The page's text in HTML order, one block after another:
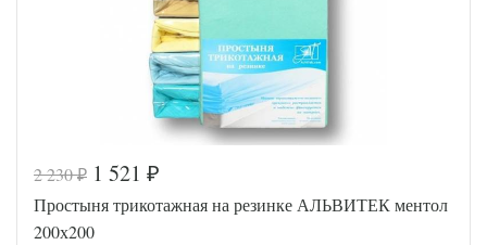
Код товара
517-138
Артикул
AL200092
2 230₽ 1 521 ₽
Простыня трикотажная на резинке АЛЬВИТЕК ментол
200х200